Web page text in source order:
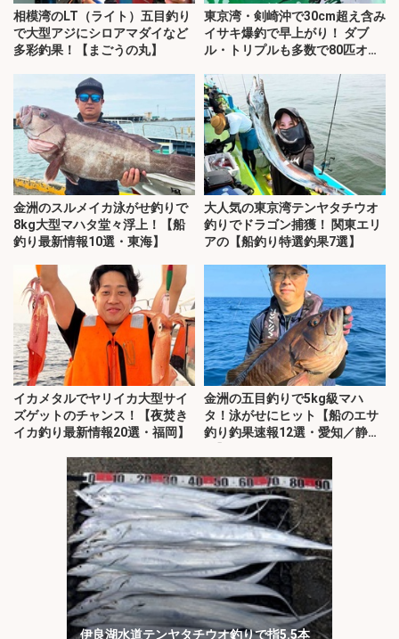
相模湾のLT（ライト）五目釣り
で大型アジにシロアマダイなど
多彩釣果！【まごうの丸】
東京湾・剣崎沖で30cm超え含み
イサキ爆釣で早上がり！ ダブ
ル・トリプルも多数で80匹オー
金洲のスルメイカ泳がせ釣りで
8kg大型マハタ堂々浮上！【船
釣り最新情報10選・東海】
大人気の東京湾テンヤタチウオ
釣りでドラゴン捕獲！ 関東エリ
アの【船釣り特選釣果7選】
イカメタルでヤリイカ大型サイ
ズゲットのチャンス！【夜焚き
イカ釣り最新情報20選・福岡】
金洲の五目釣りで5kg級マハ
タ！泳がせにヒット【船のエサ
釣り釣果速報12選・愛知／静
伊良湖水道テンヤタチウオ釣りで指5.5本